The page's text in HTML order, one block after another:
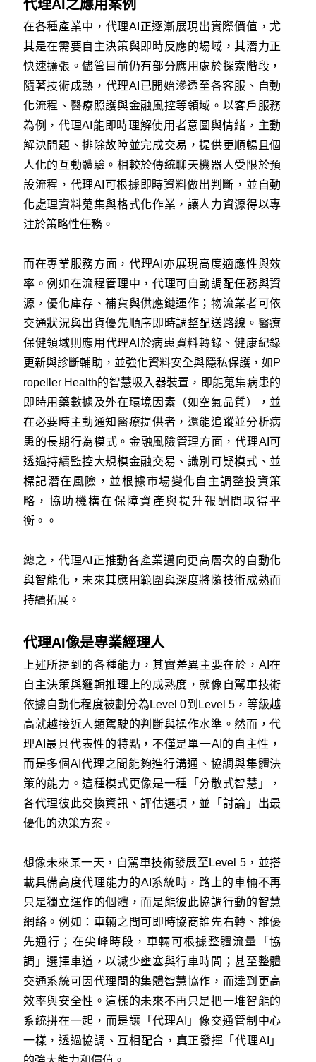
代理AI之應用案例
在各種產業中，代理AI正逐漸展現出實際價值，尤
其是在需要自主決策與即時反應的場域，其潛力正
快速擴張。儘管目前仍有部分應用處於探索階段，
隨著技術成熟，代理AI已開始滲透至各客服、自動
化流程、醫療照護與金融風控等領域。以客戶服務
為例，代理AI能即時理解使用者意圖與情緒，主動
解決問題、排除故障並完成交易，提供更順暢且個
人化的互動體驗。相較於傳統聊天機器人受限於預
設流程，代理AI可根據即時資料做出判斷，並自動
化處理資料蒐集與格式化作業，讓人力資源得以專
注於策略性任務。
而在專業服務方面，代理AI亦展現高度適應性與效
率。例如在流程管理中，代理可自動調配任務與資
源，優化庫存、補貨與供應鏈運作；物流業者可依
交通狀況與出貨優先順序即時調整配送路線。醫療
保健領域則應用代理AI於病患資料轉錄、健康紀錄
更新與診斷輔助，並強化資料安全與隱私保護，如P
ropeller Health的智慧吸入器裝置，即能蒐集病患的
即時用藥數據及外在環境因素（如空氣品質），並
在必要時主動通知醫療提供者，還能追蹤並分析病
患的長期行為模式。金融風險管理方面，代理AI可
透過持續監控大規模金融交易、識別可疑模式、並
標記潛在風險，並根據市場變化自主調整投資策
略，協助機構在保障資產與提升報酬間取得平
衡。。
總之，代理AI正推動各產業邁向更高層次的自動化
與智能化，未來其應用範圍與深度將隨技術成熟而
持續拓展。
代理AI像是專業經理人
上述所提到的各種能力，其實差異主要在於，AI在
自主決策與邏輯推理上的成熟度，就像自駕車技術
依據自動化程度被劃分為Level 0到Level 5，等級越
高就越接近人類駕駛的判斷與操作水準。然而，代
理AI最具代表性的特點，不僅是單一AI的自主性，
而是多個AI代理之間能夠進行溝通、協調與集體決
策的能力。這種模式更像是一種「分散式智慧」，
各代理彼此交換資訊、評估選項，並「討論」出最
優化的決策方案。
想像未來某一天，自駕車技術發展至Level 5，並搭
載具備高度代理能力的AI系統時，路上的車輛不再
只是獨立運作的個體，而是能彼此協調行動的智慧
網絡。例如：車輛之間可即時協商誰先右轉、誰優
先通行；在尖峰時段，車輛可根據整體流量「協
調」選擇車道，以減少壅塞與行車時間；甚至整體
交通系統可因代理間的集體智慧協作，而達到更高
效率與安全性。這樣的未來不再只是把一堆智能的
系統拼在一起，而是讓「代理AI」像交通管制中心
一樣，透過協調、互相配合，真正發揮「代理AI」